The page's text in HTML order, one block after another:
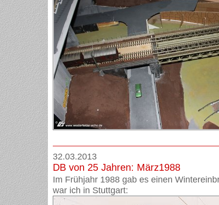
32.03.2013
DB von 25 Jahren: März1988
Im Frühjahr 1988 gab es einen
war ich in Stuttgart: